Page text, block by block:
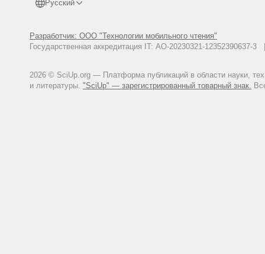
Русский
Разработчик: ООО "Технологии мобильного чтения"
Государственная аккредитация IT: АО-20230321-
2026 © SciUp.org — Платформа публикаций в области науки,
и литературы. "SciUp" — зарегистрированный товарный знак.